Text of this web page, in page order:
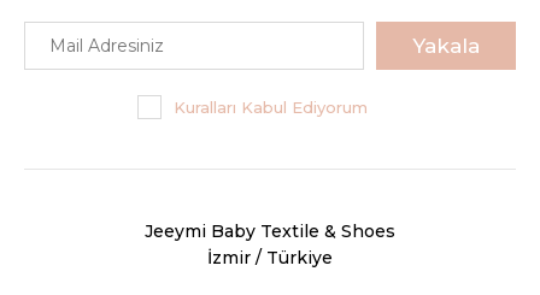
Yakala
Kuralları Kabul Ediyorum
Jeeymi Baby Textile & Shoes
İzmir / Türkiye